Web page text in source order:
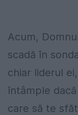
Acum,
scadă în
chiar liderul
întâmple
care să te